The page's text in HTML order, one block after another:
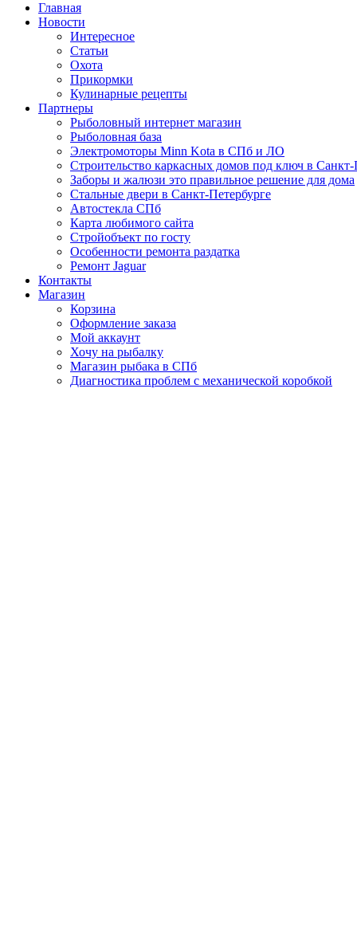
Главная
Новости
Интересное
Статьи
Охота
Прикормки
Кулинарные рецепты
Партнеры
Рыболовный интернет магазин
Рыболовная база
Электромоторы Minn Kota в СПб и ЛО
Строительство каркасных домов под ключ в Санкт-
Заборы и жалюзи это правильное решение для дома
Стальные двери в Санкт-Петербурге
Автостекла СПб
Карта любимого сайта
Стройобъект по госту
Особенности ремонта раздатка
Ремонт Jaguar
Контакты
Магазин
Корзина
Оформление заказа
Мой аккаунт
Хочу на рыбалку
Магазин рыбака в СПб
Диагностика проблем с механической коробкой